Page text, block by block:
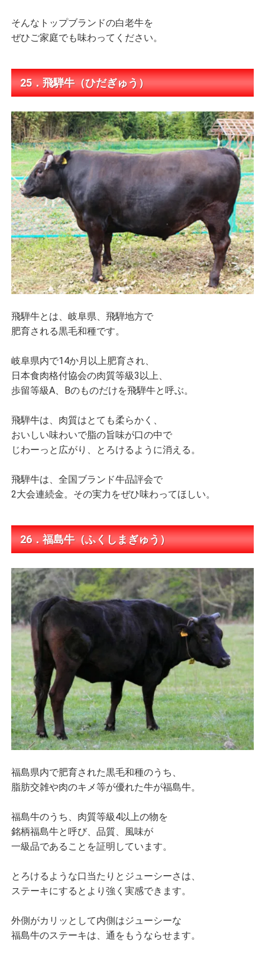
そんなトップブランドの白老牛を
ぜひご家庭でも味わってください。
25．飛騨牛（ひだぎゅう）
飛騨牛とは、岐阜県、飛騨地方で
肥育される黒毛和種です。
岐阜県内で14か月以上肥育され、
日本食肉格付協会の肉質等級3以上、
歩留等級A、Bのものだけを飛騨牛と呼ぶ。
飛騨牛は、肉質はとても柔らかく、
おいしい味わいで脂の旨味が口の中で
じわーっと広がり、とろけるように消える。
飛騨牛は、全国ブランド牛品評会で
2大会連続金。その実力をぜひ味わってほしい。
26．福島牛（ふくしまぎゅう）
福島県内で肥育された黒毛和種のうち、
脂肪交雑や肉のキメ等が優れた牛が福島牛。
福島牛のうち、肉質等級4以上の物を
銘柄福島牛と呼び、品質、風味が
一級品であることを証明しています。
とろけるような口当たりとジューシーさは、
ステーキにするとより強く実感できます。
外側がカリッとして内側はジューシーな
福島牛のステーキは、通をもうならせます。